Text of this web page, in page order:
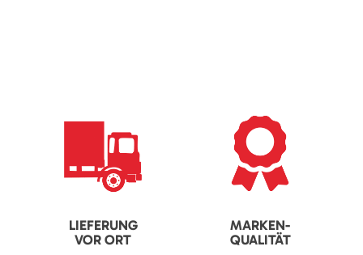
LIEFERUNG
VOR ORT
MARKEN-
QUALITÄT